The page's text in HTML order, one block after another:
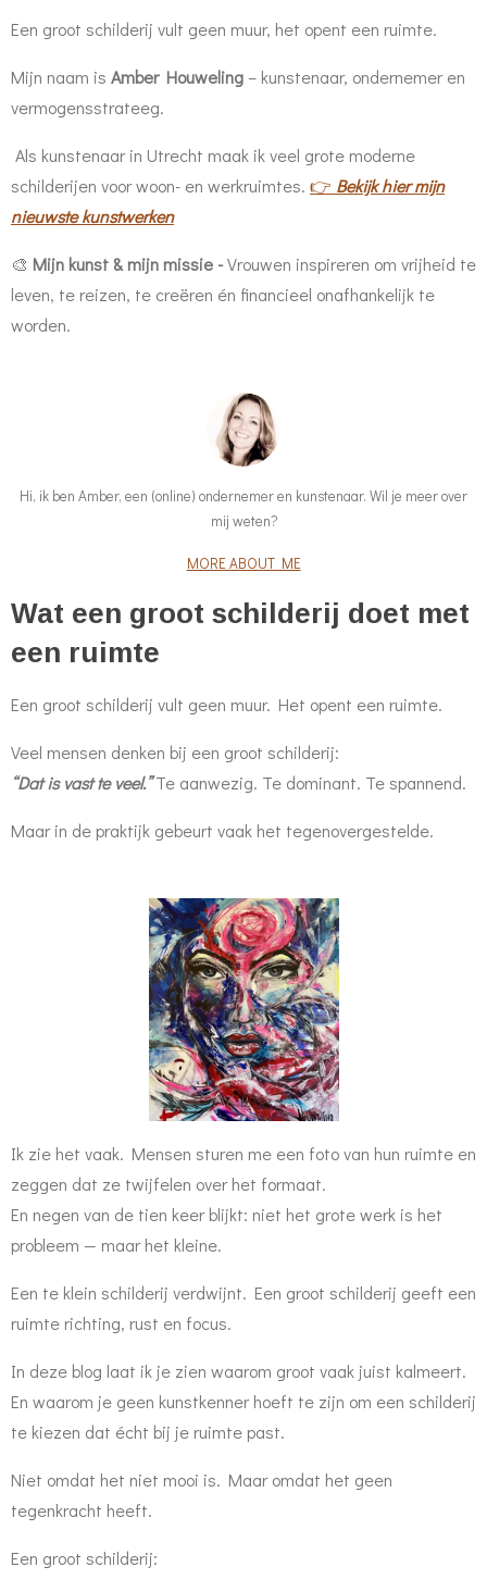
Een groot schilderij vult geen muur, het opent een ruimte.
Mijn naam is Amber Houweling – kunstenaar, ondernemer en
vermogensstrateeg.
Als kunstenaar in Utrecht maak ik veel grote moderne
schilderijen voor woon- en werkruimtes. 👉 Bekijk hier mijn
nieuwste kunstwerken
🎨 Mijn kunst & mijn missie -Vrouwen inspireren om vrijheid te
leven, te reizen, te creëren én financieel onafhankelijk te
worden.
Hi, ik ben Amber, een (online) ondernemer en kunstenaar. Wil je meer over
mij weten?
MORE ABOUT ME
Wat een groot schilderij doet met
een ruimte
Een groot schilderij vult geen muur. Het opent een ruimte.
Veel mensen denken bij een groot schilderij:
“Dat is vast te veel.”Te aanwezig. Te dominant. Te spannend.
Maar in de praktijk gebeurt vaak het tegenovergestelde.
Ik zie het vaak. Mensen sturen me een foto van hun ruimte en
zeggen dat ze twijfelen over het formaat.
En negen van de tien keer blijkt: niet het grote werk is het
probleem — maar het kleine.
Een te klein schilderij verdwijnt. Een groot schilderij geeft een
ruimte richting, rust en focus.
In deze blog laat ik je zien waarom groot vaak juist kalmeert.
En waarom je geen kunstkenner hoeft te zijn om een schilderij
te kiezen dat écht bij je ruimte past.
Niet omdat het niet mooi is. Maar omdat het geen
tegenkracht heeft.
Een groot schilderij: